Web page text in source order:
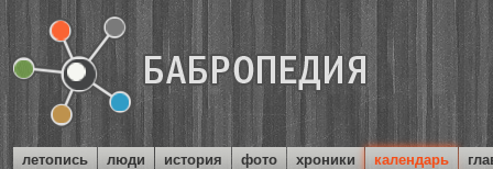
летопись люди история фото хроники календарь